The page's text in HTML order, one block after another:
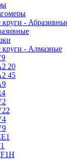
круги -
круги - Алмазные
20
45